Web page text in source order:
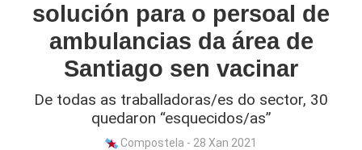
solución para o persoal de
ambulancias da área de
Santiago sen vacinar
De todas as traballadoras/es do sector, 30
quedaron “esquecidos/as”
Compostela - 28 Xan 2021